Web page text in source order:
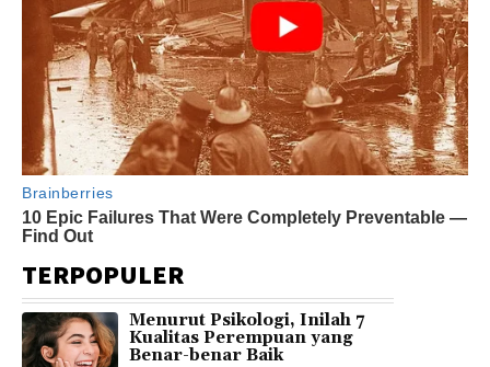
TERPOPULER
Menurut Psikologi, Inilah 7
Kualitas Perempuan yang
Benar-benar Baik